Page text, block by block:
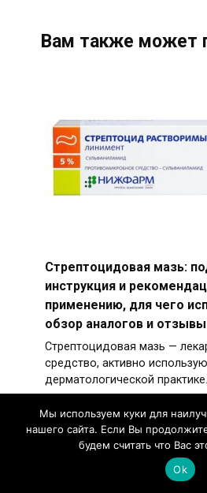
Вам также может
Стрептоцидовая мазь:
инструкция и
применению, для чего
обзор аналогов и отзывы
Стрептоцидовая мазь —
средство, активно
дерматологической практике.
Вагинальный крем
Мы используем куки для
нашего сайта. Если Вы
будем считать что Вас
Ok